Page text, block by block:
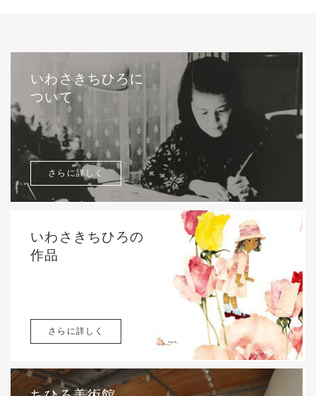
いわさきちひろに
ついて
さらに詳しく
いわさきちひろの
作品
さらに詳しく